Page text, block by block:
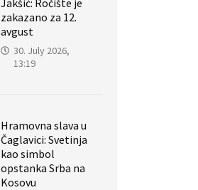
Jakšić: Ročište je
zakazano za 12.
avgust
30. July 2026,
13:19
Hramovna slava u
Čaglavici: Svetinja
kao simbol
opstanka Srba na
Kosovu